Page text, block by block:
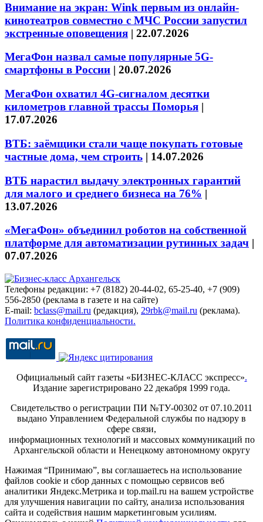
Внимание на экран: Wink первым из онлайн-
кинотеатров совместно с МЧС России запустил
экстренные оповещения | 22.07.2026
МегаФон назвал самые популярные 5G-
смартфоны в России | 20.07.2026
МегаФон охватил 4G-сигналом десятки
километров главной трассы Поморья |
17.07.2026
ВТБ: заёмщики стали чаще покупать готовые
частные дома, чем строить | 14.07.2026
ВТБ нарастил выдачу электронных гарантий
для малого и среднего бизнеса на 76% |
13.07.2026
«МегаФон» объединил роботов на собственной
платформе для автоматизации рутинных задач |
07.07.2026
Телефоны редакции: +7 (8182) 20-44-02, 65-25-40, +7 (909)
556-2850 (реклама в газете и на сайте)
E-mail: bclass@mail.ru (редакция), 29rbk@mail.ru (реклама).
Политика конфиденциальности.
Официальный сайт газеты «БИЗНЕС-КЛАСС экспресс».
Издание зарегистрировано 22 декабря 1999 года.
Свидетельство о регистрации ПИ №ТУ-00302 от 07.10.2011
выдано Управлением Федеральной службы по надзору в
сфере связи,
информационных технологий и массовых коммуникаций по
Архангельской области и Ненецкому автономному округу
Нажимая “Принимаю”, вы соглашаетесь на использование
файлов cookie и сбор данных с помощью сервисов веб
аналитики Яндекс.Метрика и top.mail.ru на вашем устройстве
для улучшения навигации по сайту, анализа использования
сайта и содействия нашим маркетинговым усилиям.